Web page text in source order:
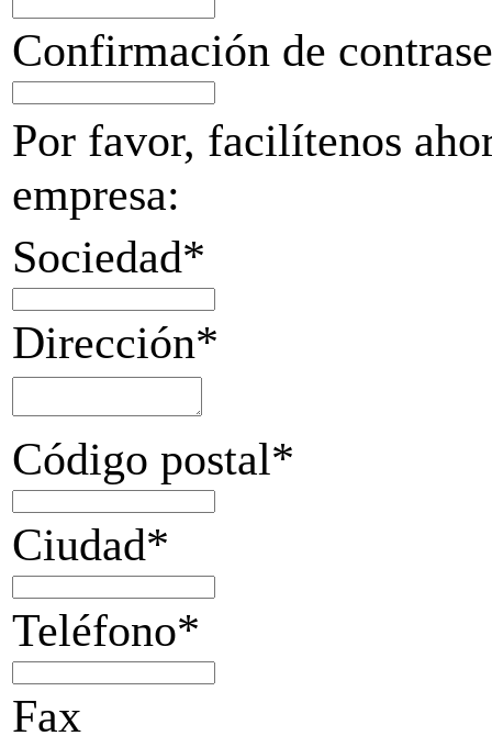
Confirmación de
Por favor, facilítenos
empresa:
Sociedad*
Dirección*
Código postal*
Ciudad*
Teléfono*
Fax